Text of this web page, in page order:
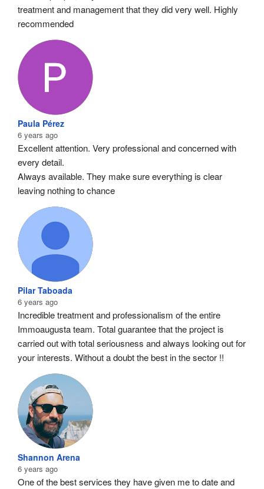
treatment and management that they did very well. Highly
recommended
Paula Pérez
6 years ago
Excellent attention. Very professional and concerned with
every detail.
Always available. They make sure everything is clear
leaving nothing to chance
Pilar Taboada
6 years ago
Incredible treatment and professionalism of the entire
Immoaugusta team. Total guarantee that the project is
carried out with total seriousness and always looking out for
your interests. Without a doubt the best in the sector !!
Shannon Arena
6 years ago
One of the best services they have given me to date and